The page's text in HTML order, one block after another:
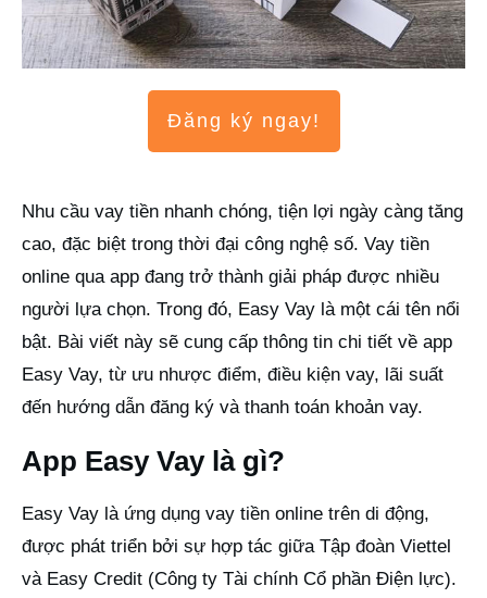
Đăng ký ngay!
Nhu cầu vay tiền nhanh chóng, tiện lợi ngày càng tăng
cao, đặc biệt trong thời đại công nghệ số. Vay tiền
online qua app đang trở thành giải pháp được nhiều
người lựa chọn. Trong đó, Easy Vay là một cái tên nổi
bật. Bài viết này sẽ cung cấp thông tin chi tiết về app
Easy Vay, từ ưu nhược điểm, điều kiện vay, lãi suất
đến hướng dẫn đăng ký và thanh toán khoản vay.
App Easy Vay là gì?
Easy Vay là ứng dụng vay tiền online trên di động,
được phát triển bởi sự hợp tác giữa Tập đoàn Viettel
và Easy Credit (Công ty Tài chính Cổ phần Điện lực).